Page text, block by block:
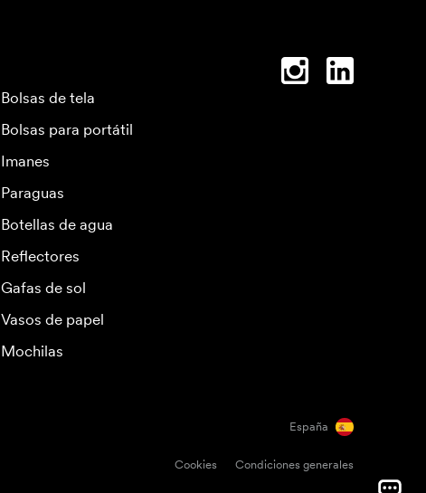
Bolsas de tela
Bolsas para portátil
Imanes
Paraguas
Botellas de agua
Reflectores
Gafas de sol
Vasos de papel
Mochilas
España
Cookies Condiciones generales